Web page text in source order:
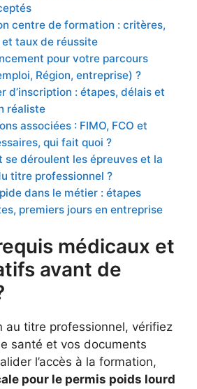
centre de formation : critères,
taux de réussite
pour votre parcours
Région, entreprise) ?
d’inscription : étapes, délais et
réaliste
associées : FIMO, FCO et
qui fait quoi ?
se déroulent les épreuves et la
titre professionnel ?
dans le métier : étapes
premiers jours en entreprise
médicaux et
avant de
au titre professionnel, vérifiez
santé et vos documents
l’accès à la formation,
pour le permis poids lourd